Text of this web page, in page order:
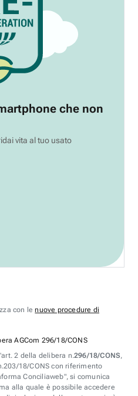
che non
vita al tuo usato
con lenuove procedure di
AGCom 296/18/CONS
2 della delibera n.296/18/CONS,
18/CONS con riferimento
Conciliaweb", si comunica
alla quale è possibile accedere